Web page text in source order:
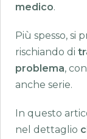
medico.
Più spesso, si
rischiando di
problema,
anche serie.
In questo
nel dettaglio